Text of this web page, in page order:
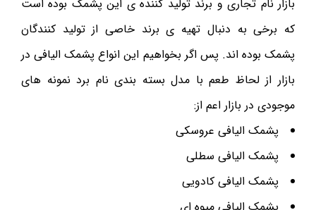
بازار نام تجاری و برند تولید کننده ی این پشمک بوده است
که برخی به دنبال تهیه ی برند خاصی از تولید کنندگان
پشمک بوده اند. پس اگر بخواهیم این انواع پشمک الیافی در
بازار از لحاظ طعم با مدل بسته بندی نام برد نمونه های
موجودی در بازار اعم از:
پشمک الیافی عروسکی
پشمک الیافی سطلی
پشمک الیافی کادویی